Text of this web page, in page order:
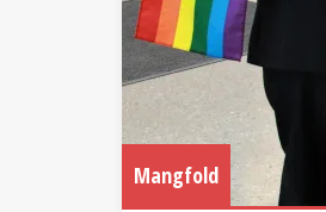
Mangfold